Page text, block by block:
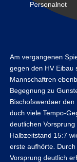
Personalnot
Am vergangenen
gegen den HV Eibau
Mannschaftren
Begegnung zu
Bischofswerdaer
duch viele Tempo-
deutlichen
Halbzeitstand 15:7
erste aufhörte.
Vorsprung deutlich